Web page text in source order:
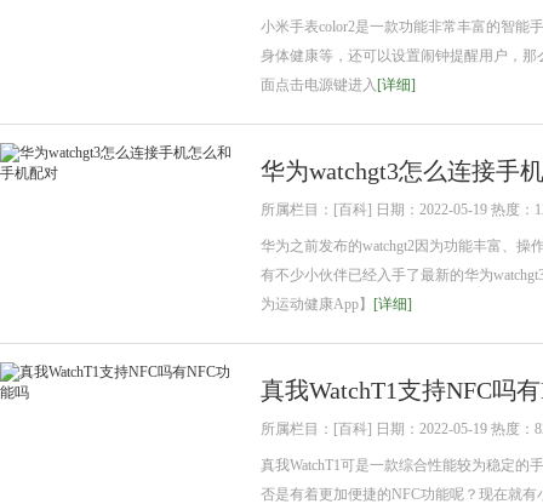
小米手表color2是一款功能非常丰富的智能
身体健康等，还可以设置闹钟提醒用户，
面点击电源键进入 [详细]
华为watchgt3怎么连接手
所属栏目：[百科] 日期：2022-05-19 热度：
华为之前发布的watchgt2因为功能丰富、操
有不少小伙伴已经入手了最新的华为
为运动健康App】 [详细]
真我WatchT1支持NFC吗
所属栏目：[百科] 日期：2022-05-19 热度：
真我WatchT1可是一款综合性能较为稳定
否是有着更加便捷的NFC功能呢？现在就有